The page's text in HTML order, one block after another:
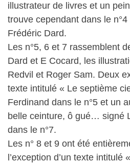
illustrateur de livres et un
trouve cependant dans le
Frédéric Dard.
Les n°5, 6 et 7 rassemblent
Dard et E Cocard, les
Redvil et Roger Sam. Deux
texte intitulé « Le septième
Ferdinand dans le n°5 et un
belle ceinture, ô gué… signé
dans le n°7.
Les n° 8 et 9 ont été
l’exception d’un texte intitulé